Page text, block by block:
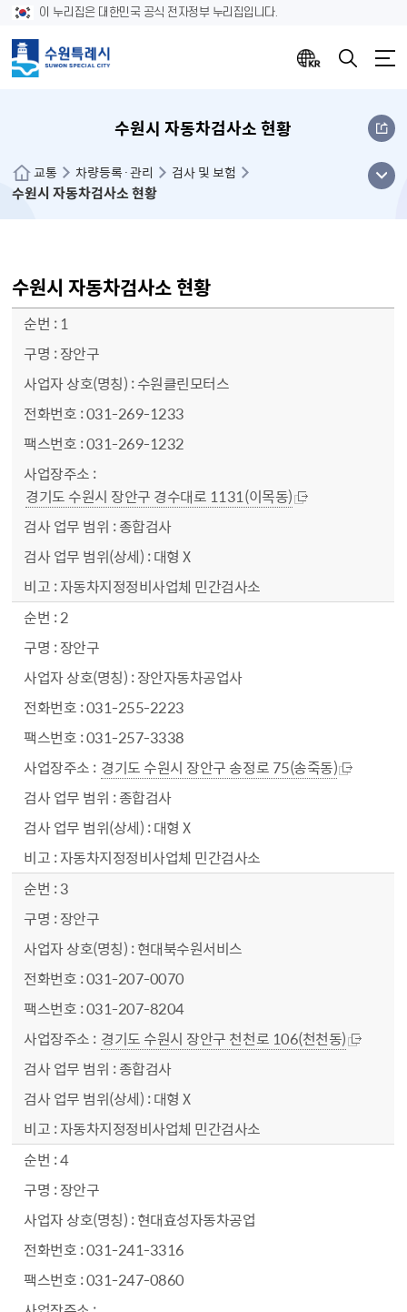
이 누리집은 대한민국 공식 전자정부 누리집입니다.
수원시 자동차검사소 현황
교통 차량등록·관리 검사 및 보험
수원시 자동차검사소 현황
메뉴
열기
수원시 자동차검사소 현황
1
장안구
수원클린모터스
031-269-1233
031-269-1232
경기도 수원시 장안구 경수대로 1131(이목동)
종합검사
대형 X
자동차지정정비사업체 민간검사소
2
장안구
장안자동차공업사
031-255-2223
031-257-3338
경기도 수원시 장안구 송정로 75(송죽동)
종합검사
대형 X
자동차지정정비사업체 민간검사소
3
장안구
현대북수원서비스
031-207-0070
031-207-8204
경기도 수원시 장안구 천천로 106(천천동)
종합검사
대형 X
자동차지정정비사업체 민간검사소
4
장안구
현대효성자동차공업
031-241-3316
031-247-0860